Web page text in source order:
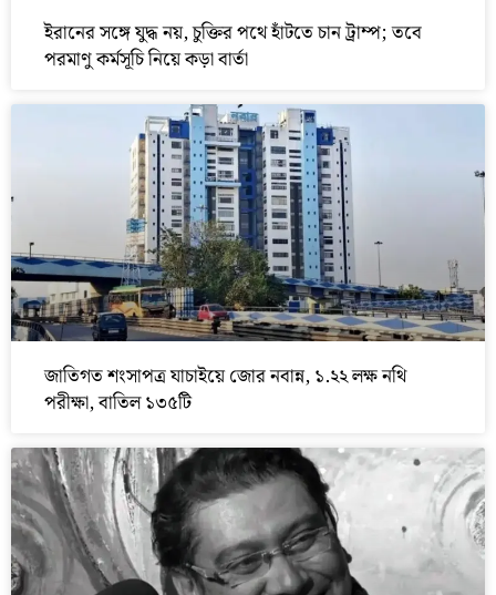
ইরানের সঙ্গে যুদ্ধ নয়, চুক্তির পথে হাঁটতে চান ট্রাম্প; তবে
পরমাণু কর্মসূচি নিয়ে কড়া বার্তা
জাতিগত শংসাপত্র যাচাইয়ে জোর নবান্ন, ১.২২ লক্ষ নথি
পরীক্ষা, বাতিল ১৩৫টি